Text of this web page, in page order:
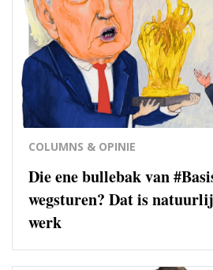
COLUMNS & OPINIE
Die ene bullebak van
wegsturen? Dat is
werk